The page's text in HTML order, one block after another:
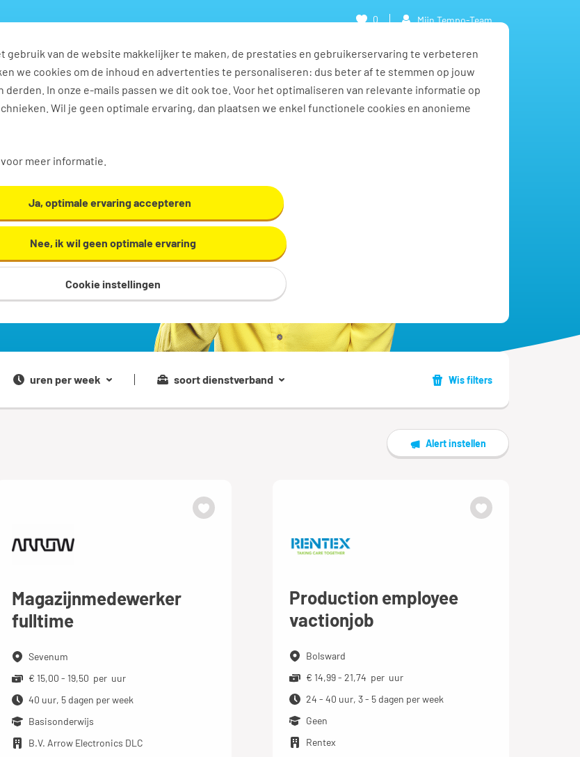
gebruik van de website makkelijker te maken, de prestaties en gebruikerservaring te verbeteren
we cookies om de inhoud en advertenties te personaliseren: dus beter af te stemmen op jouw
In onze e-mails passen we dit ook toe. Voor het optimaliseren van relevante informatie op
Wil je geen optimale ervaring, dan plaatsen we enkel functionele cookies en anonieme
voor meer informatie.
Ja, optimale ervaring accepteren
Nee, ik wil geen optimale ervaring
Cookie instellingen
jezelf Werkplezier Contact
0 Mijn Tempo-Team
uren per week soort dienstverband Wis filters
Alert instellen
Magazijnmedewerker
fulltime
Sevenum
€ 15,00 - 19,50 per uur
40 uur, 5 dagen per week
Basisonderwijs
B.V. Arrow Electronics DLC
Production employee
vactionjob
Bolsward
€ 14,99 - 21,74 per uur
24 - 40 uur, 3 - 5 dagen per week
Geen
Rentex